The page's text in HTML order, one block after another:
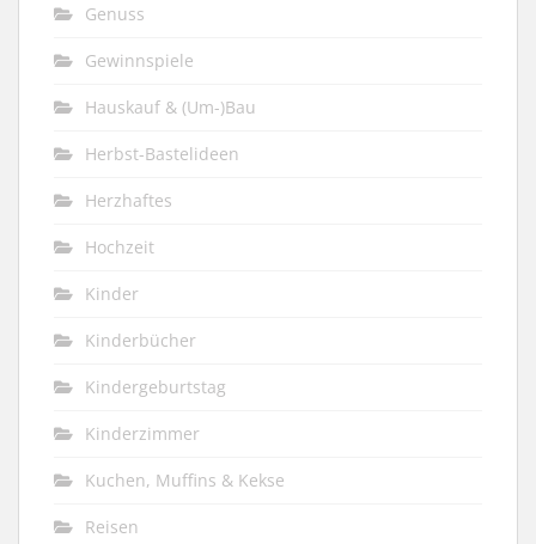
Genuss
Gewinnspiele
Hauskauf & (Um-)Bau
Herbst-Bastelideen
Herzhaftes
Hochzeit
Kinder
Kinderbücher
Kindergeburtstag
Kinderzimmer
Kuchen, Muffins & Kekse
Reisen